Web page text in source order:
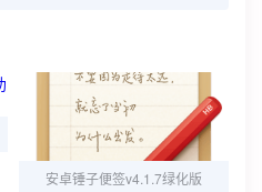
安卓锤子便签v4.1.7绿化版